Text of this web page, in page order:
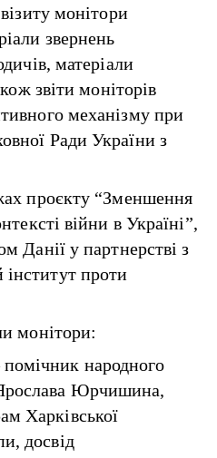
монітори
звернень
матеріали
звіти моніторів
механізму при
Ради України з
проєкту “Зменшення
війни в Україні”,
Данії у партнерстві з
проти
монітори:
народного
Юрчишина,
Харківської
досвід